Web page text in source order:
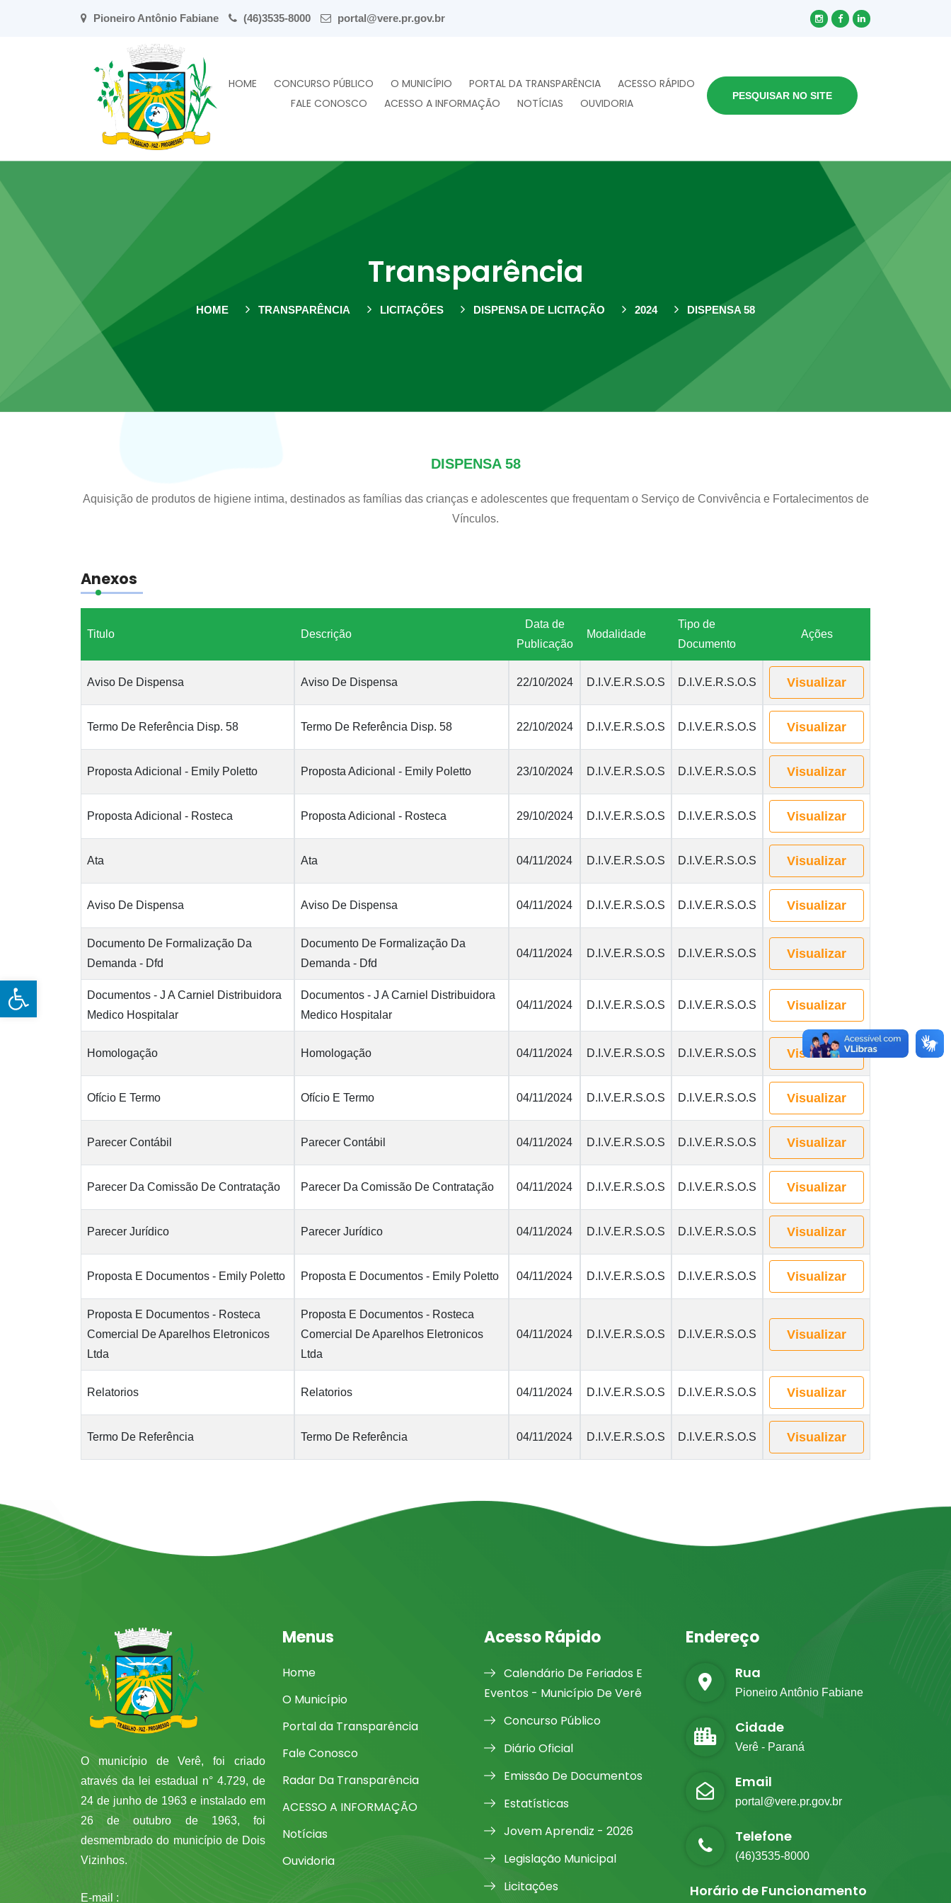
Open toolbar
Pioneiro Antônio Fabiane (46)3535-8000 portal@vere.pr.gov.br
HOME CONCURSO PÚBLICO O MUNICÍPIO PORTAL DA TRANSPARÊNCIA
ACESSO RÁPIDO
FALE CONOSCO
ACESSO A INFORMAÇÃO NOTÍCIAS OUVIDORIA
PESQUISAR NO SITE
Transparência
HOME TRANSPARÊNCIA LICITAÇÕES DISPENSA DE LICITAÇÃO 2024 DISPENSA 58
DISPENSA 58
Aquisição de produtos de higiene intima, destinados as famílias das crianças e adolescentes que frequentam o Serviço de Convivência e Fortalecimentos de
Vínculos.
Anexos
Titulo Descrição
Data de
Publicação
Modalidade
Tipo de
Documento
Ações
Aviso De Dispensa Aviso De Dispensa 22/10/2024 D.I.V.E.R.S.O.S D.I.V.E.R.S.O.S Visualizar
Termo De Referência Disp. 58 Termo De Referência Disp. 58 22/10/2024 D.I.V.E.R.S.O.S D.I.V.E.R.S.O.S Visualizar
Proposta Adicional - Emily Poletto Proposta Adicional - Emily Poletto 23/10/2024 D.I.V.E.R.S.O.S D.I.V.E.R.S.O.S Visualizar
Proposta Adicional - Rosteca Proposta Adicional - Rosteca 29/10/2024 D.I.V.E.R.S.O.S D.I.V.E.R.S.O.S Visualizar
Ata Ata 04/11/2024 D.I.V.E.R.S.O.S D.I.V.E.R.S.O.S Visualizar
Aviso De Dispensa Aviso De Dispensa 04/11/2024 D.I.V.E.R.S.O.S D.I.V.E.R.S.O.S Visualizar
Documento De Formalização Da
Demanda - Dfd
Documento De Formalização Da
Demanda - Dfd
04/11/2024 D.I.V.E.R.S.O.S D.I.V.E.R.S.O.S Visualizar
Documentos - J A Carniel Distribuidora
Medico Hospitalar
Documentos - J A Carniel Distribuidora
Medico Hospitalar
04/11/2024 D.I.V.E.R.S.O.S D.I.V.E.R.S.O.S Visualizar
Homologação Homologação 04/11/2024 D.I.V.E.R.S.O.S D.I.V.E.R.S.O.S Visualizar
Ofício E Termo Ofício E Termo 04/11/2024 D.I.V.E.R.S.O.S D.I.V.E.R.S.O.S Visualizar
Parecer Contábil Parecer Contábil 04/11/2024 D.I.V.E.R.S.O.S D.I.V.E.R.S.O.S Visualizar
Parecer Da Comissão De Contratação Parecer Da Comissão De Contratação 04/11/2024 D.I.V.E.R.S.O.S D.I.V.E.R.S.O.S Visualizar
Parecer Jurídico Parecer Jurídico 04/11/2024 D.I.V.E.R.S.O.S D.I.V.E.R.S.O.S Visualizar
Proposta E Documentos - Emily Poletto Proposta E Documentos - Emily Poletto 04/11/2024 D.I.V.E.R.S.O.S D.I.V.E.R.S.O.S Visualizar
Proposta E Documentos - Rosteca
Comercial De Aparelhos Eletronicos
Ltda
Proposta E Documentos - Rosteca
Comercial De Aparelhos Eletronicos
Ltda
04/11/2024 D.I.V.E.R.S.O.S D.I.V.E.R.S.O.S Visualizar
Relatorios Relatorios 04/11/2024 D.I.V.E.R.S.O.S D.I.V.E.R.S.O.S Visualizar
Termo De Referência Termo De Referência 04/11/2024 D.I.V.E.R.S.O.S D.I.V.E.R.S.O.S Visualizar
O município de Verê, foi criado
através da lei estadual n° 4.729, de
24 de junho de 1963 e instalado em
26 de outubro de 1963, foi
desmembrado do município de Dois
Vizinhos.
E-mail :
Menus
Home
O Município
Portal da Transparência
Fale Conosco
Radar Da Transparência
ACESSO A INFORMAÇÃO
Notícias
Ouvidoria
Acesso Rápido
Calendário De Feriados E
Eventos - Município De Verê
Concurso Público
Diário Oficial
Emissão De Documentos
Estatísticas
Jovem Aprendiz - 2026
Legislação Municipal
Licitações
Endereço
Rua
Pioneiro Antônio Fabiane
Cidade
Verê - Paraná
Email
portal@vere.pr.gov.br
Telefone
(46)3535-8000
Horário de Funcionamento